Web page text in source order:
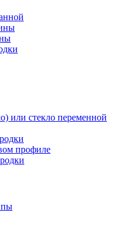
или стекло переменной
профиле